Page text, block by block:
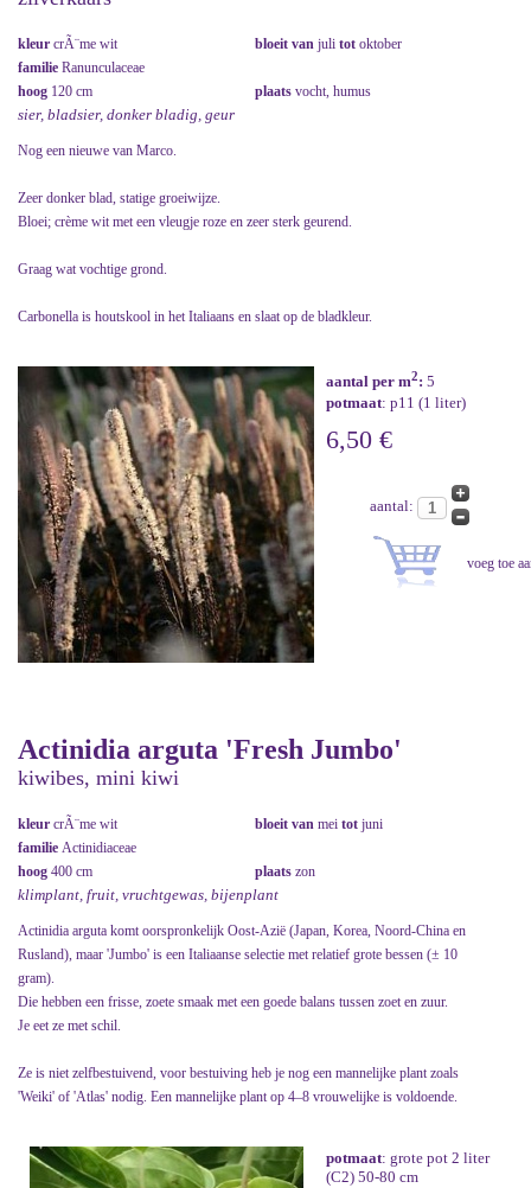
kleur crÃ¨me wit bloeit van juli tot oktober
familie Ranunculaceae
hoog 120 cm plaats vocht, humus
sier, bladsier, donker bladig, geur
Nog een nieuwe van Marco.
Zeer donker blad, statige groeiwijze.
Bloei; crème wit met een vleugje roze en zeer sterk geurend.
Graag wat vochtige grond.
Carbonella is houtskool in het Italiaans en slaat op de bladkleur.
aantal per m2: 5
potmaat: p11 (1 liter)
6,50 €
aantal:
Actinidia arguta 'Fresh Jumbo'
kiwibes, mini kiwi
kleur crÃ¨me wit bloeit van mei tot juni
familie Actinidiaceae
hoog 400 cm plaats zon
klimplant, fruit, vruchtgewas, bijenplant
Actinidia arguta komt oorspronkelijk Oost-Azië (Japan, Korea, Noord-China en
Rusland), maar 'Jumbo' is een Italiaanse selectie met relatief grote bessen (± 10
gram).
Die hebben een frisse, zoete smaak met een goede balans tussen zoet en zuur.
Je eet ze met schil.
Ze is niet zelfbestuivend, voor bestuiving heb je nog een mannelijke plant zoals
'Weiki' of 'Atlas' nodig. Een mannelijke plant op 4–8 vrouwelijke is voldoende.
potmaat: grote pot 2 liter
(C2) 50-80 cm